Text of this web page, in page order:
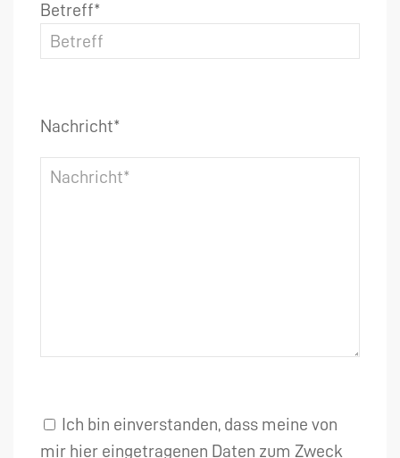
Betreff*
Nachricht*
Ich bin einverstanden, dass meine von
mir hier eingetragenen Daten zum Zweck